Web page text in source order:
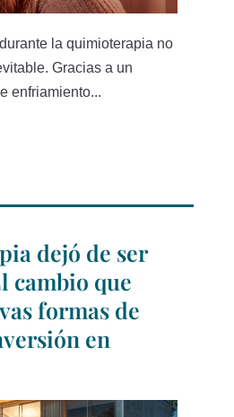
la quimioterapia no
Gracias a un
enfriamiento...
dejó de ser
cambio que
formas de
en